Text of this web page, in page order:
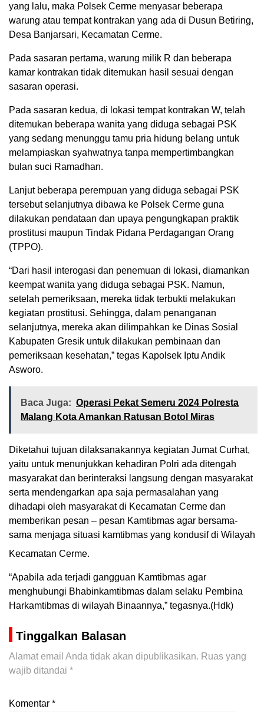
yang lalu, maka Polsek Cerme menyasar beberapa
warung atau tempat kontrakan yang ada di Dusun Betiring,
Desa Banjarsari, Kecamatan Cerme.
Pada sasaran pertama, warung milik R dan beberapa
kamar kontrakan tidak ditemukan hasil sesuai dengan
sasaran operasi.
Pada sasaran kedua, di lokasi tempat kontrakan W, telah
ditemukan beberapa wanita yang diduga sebagai PSK
yang sedang menunggu tamu pria hidung belang untuk
melampiaskan syahwatnya tanpa mempertimbangkan
bulan suci Ramadhan.
Lanjut beberapa perempuan yang diduga sebagai PSK
tersebut selanjutnya dibawa ke Polsek Cerme guna
dilakukan pendataan dan upaya pengungkapan praktik
prostitusi maupun Tindak Pidana Perdagangan Orang
(TPPO).
“Dari hasil interogasi dan penemuan di lokasi, diamankan
keempat wanita yang diduga sebagai PSK. Namun,
setelah pemeriksaan, mereka tidak terbukti melakukan
kegiatan prostitusi. Sehingga, dalam penanganan
selanjutnya, mereka akan dilimpahkan ke Dinas Sosial
Kabupaten Gresik untuk dilakukan pembinaan dan
pemeriksaan kesehatan,” tegas Kapolsek Iptu Andik
Asworo.
Baca Juga: Operasi Pekat Semeru 2024 Polresta
Malang Kota Amankan Ratusan Botol Miras
Diketahui tujuan dilaksanakannya kegiatan Jumat Curhat,
yaitu untuk menunjukkan kehadiran Polri ada ditengah
masyarakat dan berinteraksi langsung dengan masyarakat
serta mendengarkan apa saja permasalahan yang
dihadapi oleh masyarakat di Kecamatan Cerme dan
memberikan pesan – pesan Kamtibmas agar bersama-
sama menjaga situasi kamtibmas yang kondusif di Wilayah
Kecamatan Cerme.
“Apabila ada terjadi gangguan Kamtibmas agar
menghubungi Bhabinkamtibmas dalam selaku Pembina
Harkamtibmas di wilayah Binaannya,” tegasnya.(Hdk)
Tinggalkan Balasan
Alamat email Anda tidak akan dipublikasikan. Ruas yang
wajib ditandai *
Komentar *